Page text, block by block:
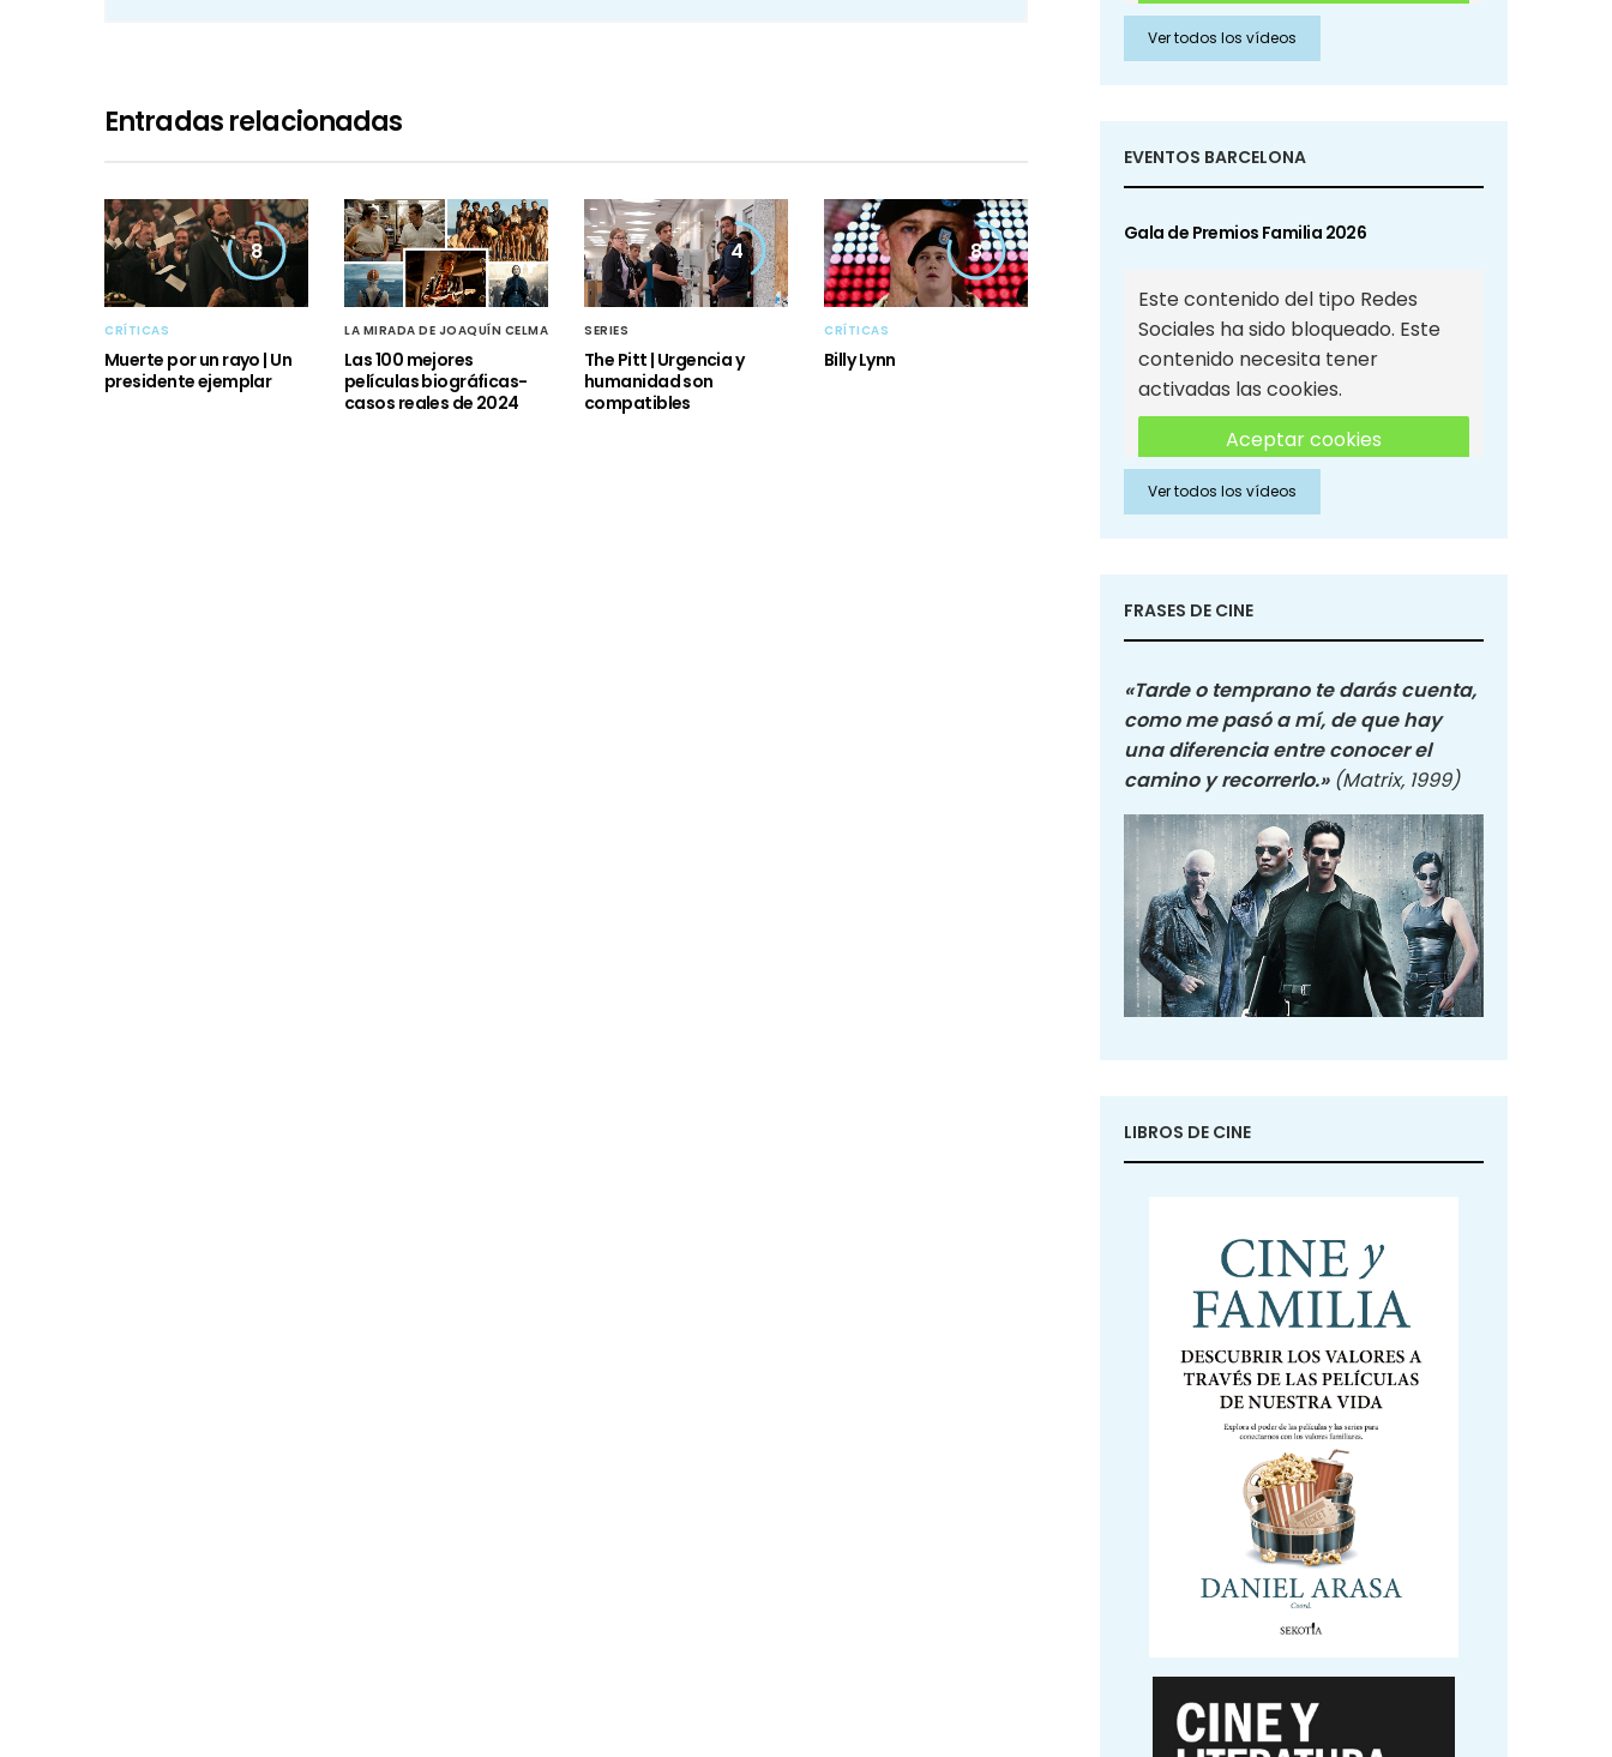
Entradas relacionadas
8
CRÍTICAS
Muerte por un rayo | Un
presidente ejemplar
LA MIRADA DE JOAQUÍN CELMA
Las 100 mejores
películas biográficas-
casos reales de 2024
4
SERIES
The Pitt | Urgencia y
humanidad son
compatibles
8
CRÍTICAS
Billy Lynn
Aceptar cookies de Redes
Sociales
Ver todos los vídeos
EVENTOS BARCELONA
Gala de Premios Familia 2026
Este contenido del tipo Redes
Sociales ha sido bloqueado. Este
contenido necesita tener
activadas las cookies.
Aceptar cookies
Aceptar cookies de Redes
Sociales
Ver todos los vídeos
FRASES DE CINE
«Tarde o temprano te darás cuenta,
como me pasó a mí, de que hay
una diferencia entre conocer el
camino y recorrerlo.» (Matrix, 1999)
LIBROS DE CINE